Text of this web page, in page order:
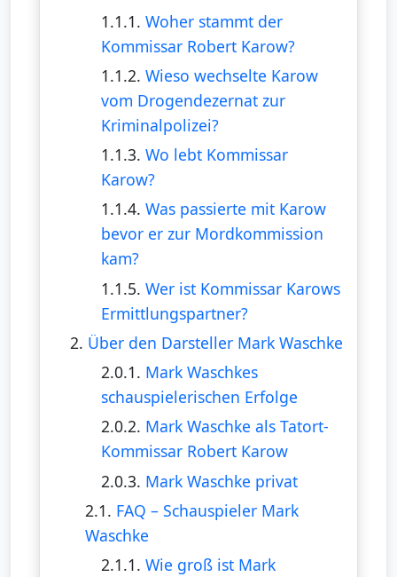
1.1.1. Woher stammt der
Kommissar Robert Karow?
1.1.2. Wieso wechselte Karow
vom Drogendezernat zur
Kriminalpolizei?
1.1.3. Wo lebt Kommissar
Karow?
1.1.4. Was passierte mit Karow
bevor er zur Mordkommission
kam?
1.1.5. Wer ist Kommissar Karows
Ermittlungspartner?
2. Über den Darsteller Mark Waschke
2.0.1. Mark Waschkes
schauspielerischen Erfolge
2.0.2. Mark Waschke als Tatort-
Kommissar Robert Karow
2.0.3. Mark Waschke privat
2.1. FAQ – Schauspieler Mark
Waschke
2.1.1. Wie groß ist Mark